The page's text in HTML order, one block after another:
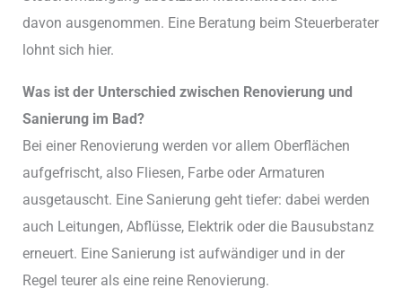
davon ausgenommen. Eine Beratung beim Steuerberater
lohnt sich hier.
Was ist der Unterschied zwischen Renovierung und
Sanierung im Bad?
Bei einer Renovierung werden vor allem Oberflächen
aufgefrischt, also Fliesen, Farbe oder Armaturen
ausgetauscht. Eine Sanierung geht tiefer: dabei werden
auch Leitungen, Abflüsse, Elektrik oder die Bausubstanz
erneuert. Eine Sanierung ist aufwändiger und in der
Regel teurer als eine reine Renovierung.